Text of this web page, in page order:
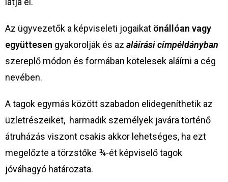
Az ügyvezetők a képviseleti jogaikat önállóan vagy
együttesen gyakorolják és az aláírási címpéldányban
szereplő módon és formában kötelesek aláírni a cég
nevében.
A tagok egymás között szabadon elidegeníthetik az
üzletrészeiket, harmadik személyek javára történő
átruházás viszont csakis akkor lehetséges, ha ezt
megelőzte a törzstőke ¾-ét képviselő tagok
jóváhagyó határozata.